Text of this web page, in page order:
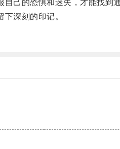
己的恐惧和迷失，才能找到通
深刻的印记。